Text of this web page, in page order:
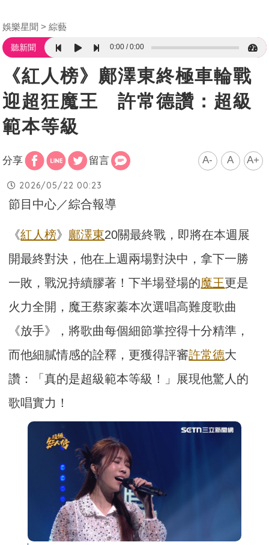
娛樂星聞 綜藝
聽新聞 0:00 0:00
《紅人榜》鄺澤東終極車輪戰
迎超狂魔王 許常德讚：超級
範本等級
分享 留言 A- A A+
2026/05/22 00:23
節目中心／綜合報導
《紅人榜》 鄺澤東20關最終戰，即將在本週展
開最終對決，他在上週兩場對決中，拿下一勝
一敗，戰況持續膠著！下半場登場的魔王更是
火力全開，魔王蔡家蓁本次選唱高難度歌曲
《放手》，將歌曲每個細節掌控得十分精準，
而他細膩情感的詮釋，更獲得評審許常德大
讚：「真的是超級範本等級！」展現他驚人的
歌唱實力！